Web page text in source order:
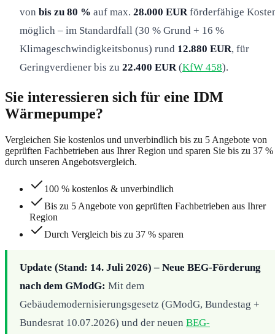
von bis zu 80 % auf max. 28.000 EURförderfähige
möglich – im Standardfall (30 % Grund + 16 %
Klimageschwindigkeitsbonus) rund 12.880 EUR, für
Geringverdiener bis zu 22.400 EUR(KfW 458).
Sie interessieren sich für eine IDM
Wärmepumpe?
Vergleichen Sie kostenlos und unverbindlich bis zu 5 Angebote von
geprüften Fachbetrieben aus Ihrer Region und sparen Sie bis zu 37 %
durch unseren Angebotsvergleich.
100 % kostenlos & unverbindlich
Bis zu 5 Angebote von geprüften Fachbetrieben aus Ihrer
Region
Durch Vergleich bis zu 37 % sparen
Update (Stand: 14. Juli 2026) – Neue BEG-Förderung
nach dem GModG: Mit dem
Gebäudemodernisierungsgesetz (GModG, Bundestag +
Bundesrat 10.07.2026) und der neuen BEG-